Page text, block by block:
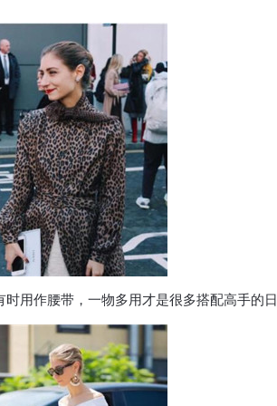
时用作腰带，一物多用才是很多搭配高手的